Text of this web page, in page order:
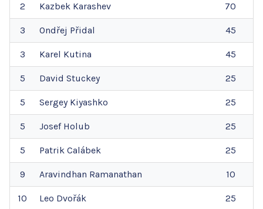
2 Kazbek Karashev 70
3 Ondřej Přidal 45
3 Karel Kutina 45
5 David Stuckey 25
5 Sergey Kiyashko 25
5 Josef Holub 25
5 Patrik Calábek 25
9 Aravindhan Ramanathan 10
10 Leo Dvořák 25